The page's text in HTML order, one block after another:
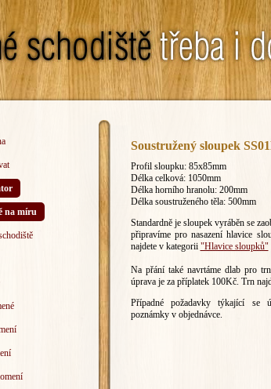
na míru
Soustružený sloupek
Profil sloupku: 85x85mm
Délka celková: 1050mm
Délka horního hranolu: 200mm
Délka soustruženého těla: 500mm
Standardně je sloupek vyráběn se
připravíme pro nasazení hlavice
najdete v kategorii "Hlavice sloupků"
Na přání také navrtáme dlab pro
úprava je za příplatek 100Kč. Trn
Případné požadavky týkající se
poznámky v objednávce.